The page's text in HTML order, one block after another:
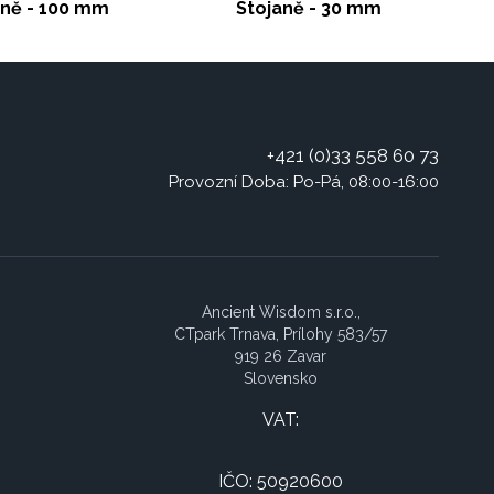
- 100 mm Stojaně - 30 mm
+421 (0)33 558 60 73
Provozní Doba: Po-Pá, 08:00-16:00
Ancient Wisdom s.r.o.,
CTpark Trnava, Prílohy 583/57
919 26 Zavar
Slovensko
VAT:
IČO: 50920600